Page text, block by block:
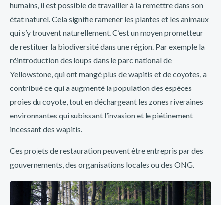
¿Estás buscando una plataforma de apuestas en línea que te
ofrezca bonos y promociones exclusivas? ¡No busques
más! En este artículo, te presentaremos a Inkabet Perú, un
sitio web de apuestas deportivas y juegos de casino que te
brinda la oportunidad de disfrutar de increíbles beneficios
mientras te diviertes. Si eres amante de las apuestas y
quieres maximizar tus ganancias, Inkabet Perú es el lugar
perfecto para ti.
En este post, exploraremos las emocionantes ofertas y
usuarios. Descubrirás cómo puedes obtener bonos de
bienvenida, apuestas gratuitas y otras recompensas
exclusivas que te ayudarán a aumentar tus chances de ganar.
Además, te mostraremos cómo aprovechar al máximo estas
humains, il est possible de travailler à la remettre dans son
état naturel. Cela signifie ramener les plantes et les animaux
qui s’y trouvent naturellement. C’est un moyen prometteur
de restituer la biodiversité dans une région. Par exemple la
réintroduction des loups dans le parc national de
Yellowstone, qui ont mangé plus de wapitis et de coyotes, a
contribué ce qui a augmenté la population des espèces
proies du coyote, tout en déchargeant les zones riveraines
environnantes qui subissant l’invasion et le piétinement
incessant des wapitis.
Ces projets de restauration peuvent être entrepris par des
gouvernements, des organisations locales ou des ONG.